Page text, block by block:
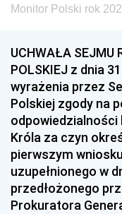
Monitor Polski rok
UCHWAŁA SEJMU
POLSKIEJ z dnia
wyrażenia przez
Polskiej zgody na
odpowiedzialności
Króla za czyn
pierwszym
uzupełnionego w
przedłożonego
Prokuratora